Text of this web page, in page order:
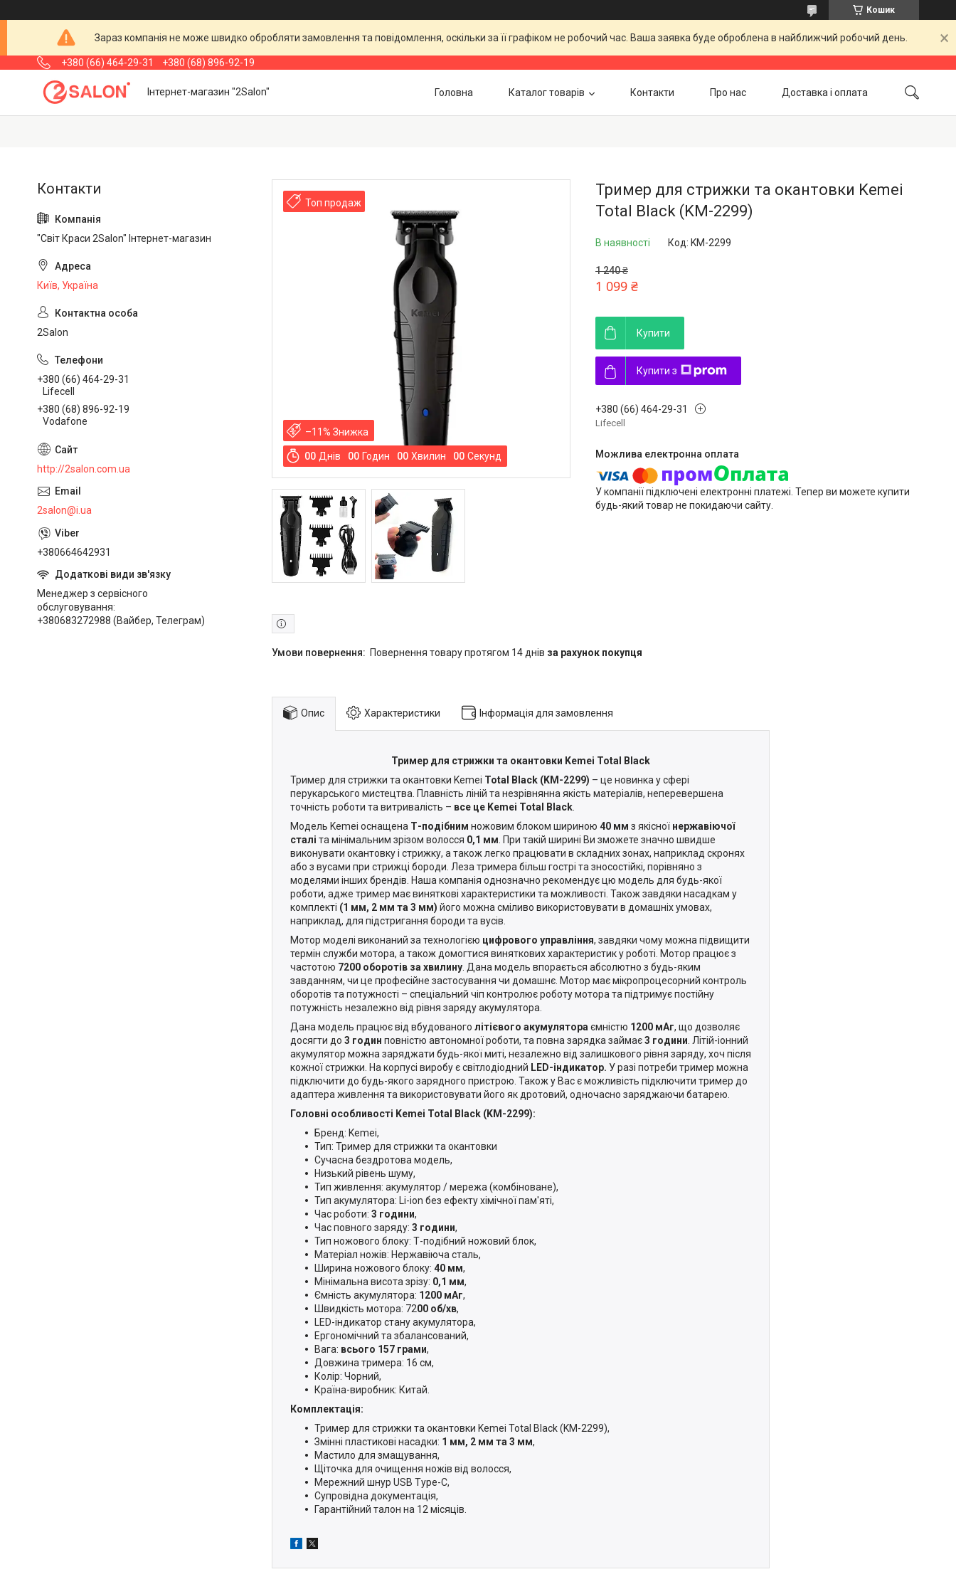
Кошик
Зараз компанія не може швидко обробляти замовлення та повідомлення, оскільки за її графіком не робочий час. Ваша заявка буде оброблена в найближчий робочий день.
+380 (66) 464-29-31 +380 (68) 896-92-19
Інтернет-магазин "2Salon" Головна Каталог товарів Контакти Про нас Доставка і оплата
Топ продаж
–11%
00 Днів 00 Годин 00 Хвилин 00 Секунд
Тример для стрижки та окантовки Kemei
Total Black (KM-2299)
В наявності Код: KM-2299
1 240 ₴
1 099 ₴
Купити
Купити з
+380 (66) 464-29-31
Lifecell
У компанії підключені електронні платежі. Тепер ви можете купити
будь-який товар не покидаючи сайту.
повернення товару протягом 14 днів за рахунок покупця
Опис Характеристики Інформація для замовлення
Тример для стрижки та окантовки Kemei Total Black
Тример для стрижки та окантовки Kemei Total Black (KM-2299) – це новинка у сфері
перукарського мистецтва. Плавність ліній та незрівнянна якість матеріалів, неперевершена
точність роботи та витривалість – все це Kemei Total Black
Модель Kemei оснащена Т-подібним ножовим блоком шириною 40 мм з якісної нержавіючої
сталі та мінімальним зрізом волосся 0,1 мм . При такій ширині Ви зможете значно швидше
виконувати окантовку і стрижку, а також легко працювати в складних зонах, наприклад скронях
або з вусами при стрижці бороди. Леза тримера більш гострі та зносостійкі, порівняно з
моделями інших брендів. Наша компанія однозначно рекомендує цю модель для будь-якої
роботи, адже тример має виняткові характеристики та можливості. Також завдяки насадкам у
комплекті (1 мм, 2 мм та 3 мм) його можна сміливо використовувати в домашніх умовах,
наприклад, для підстригання бороди та вусів.
Мотор моделі виконаний за технологією цифрового управління, завдяки чому можна підвищити
термін служби мотора, а також домогтися виняткових характеристик у роботі. Мотор працює з
частотою 7200 оборотів за хвилину . Дана модель впорається абсолютно з будь-яким
завданням, чи це професійне застосування чи домашнє. Мотор має мікропроцесорний контроль
оборотів та потужності – спеціальний чіп контролює роботу мотора та підтримує постійну
потужність незалежно від рівня заряду акумулятора.
Дана модель працює від вбудованого літієвого акумулятора ємністю 1200 мАг, що дозволяє
досягти до 3 годин повністю автономної роботи, та повна зарядка займає3 години . Літій-іонний
акумулятор можна заряджати будь-якої миті, незалежно від залишкового рівня заряду, хоч після
кожної стрижки. На корпусі виробу є світлодіодний LED-індикатор. У разі потреби тример можна
підключити до будь-якого зарядного пристрою. Також у Вас є можливість підключити тример до
адаптера живлення та використовувати його як дротовий, одночасно заряджаючи батарею.
Головні особливості Kemei Total Black (KM-2299):
Бренд: Kemei,
Тип: Тример для стрижки та окантовки
Сучасна бездротова модель,
Низький рівень шуму,
Тип живлення: акумулятор / мережа (комбіноване),
Тип акумулятора: Li-ion без ефекту хімічної пам'яті,
Час роботи: 3 години,
Час повного заряду: 3 години,
Тип ножового блоку: Т-подібний ножовий блок,
Матеріал ножів: Нержавіюча сталь,
Ширина ножового блоку: 40 мм,
Мінімальна висота зрізу: 0,1 мм,
Ємність акумулятора: 1200 мАг,
Швидкість мотора: 7200 об/хв,
LED-індикатор стану акумулятора,
Ергономічний та збалансований,
Вага: всього 157 грами,
Довжина тримера: 16 см,
Колір: Чорний,
Країна-виробник: Китай.
Комплектація:
Тример для стрижки та окантовки Kemei Total Black (KM-2299),
Змінні пластикові насадки: 1 мм, 2 мм та 3 мм,
Мастило для змащування,
Щіточка для очищення ножів від волосся,
Мережний шнур USB Type-C,
Супровідна документація,
Гарантійний талон на 12 місяців.
"Світ Краси 2Salon" Інтернет-магазин
Київ, Україна
2Salon
+380 (66) 464-29-31
Lifecell
+380 (68) 896-92-19
Vodafone
http://2salon.com.ua
2salon@i.ua
+380664642931
Менеджер з сервісного
обслуговування
+380683272988 (Вайбер, Телеграм)